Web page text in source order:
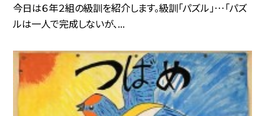
今日は６年２組の級訓を紹介します。級訓「パズル」…「パズ
ルは一人で完成しないが、...